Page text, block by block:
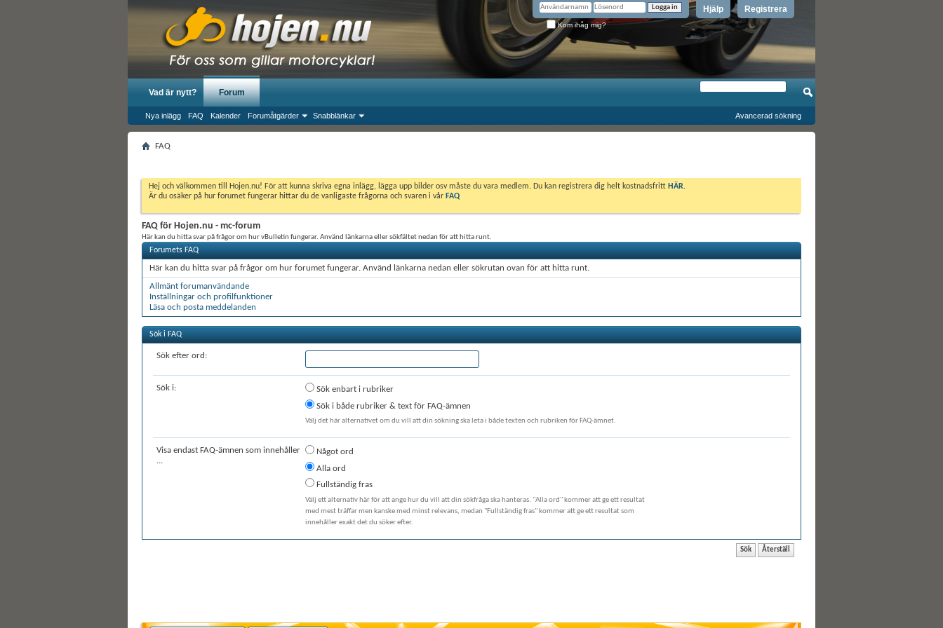
Registrera
Hjälp
Kom ihåg mig?
Vad är nytt? Forum
Nya inlägg FAQ Kalender Forumåtgärder Snabblänkar Avancerad sökning
FAQ
Hej och välkommen till Hojen.nu! För att kunna skriva egna inlägg, lägga upp bilder osv måste du vara medlem. Du kan registrera dig helt kostnadsfritt HÄR.
Är du osäker på hur forumet fungerar hittar du de vanligaste frågorna och svaren i vår FAQ
FAQ för Hojen.nu - mc-forum
Här kan du hitta svar på frågor om hur vBulletin fungerar. Använd länkarna eller sökfältet nedan för att hitta runt.
Forumets FAQ
Här kan du hitta svar på frågor om hur forumet fungerar. Använd länkarna nedan eller sökrutan ovan för att hitta runt.
Allmänt forumanvändande
Inställningar och profilfunktioner
Läsa och posta meddelanden
Sök i FAQ
Sök efter ord:
Sök i:
Sök enbart i rubriker
Sök i både rubriker & text för FAQ-ämnen
Välj det här alternativet om du vill att din sökning ska leta i både texten och rubriken för FAQ-ämnet.
Visa endast FAQ-ämnen som innehåller
...
Något ord
Alla ord
Fullständig fras
Välj ett alternativ här för att ange hur du vill att din sökfråga ska hanteras. "Alla ord" kommer att ge ett resultat
med mest träffar men kanske med minst relevans, medan "Fullständig fras" kommer att ge ett resultat som
innehåller exakt det du söker efter.